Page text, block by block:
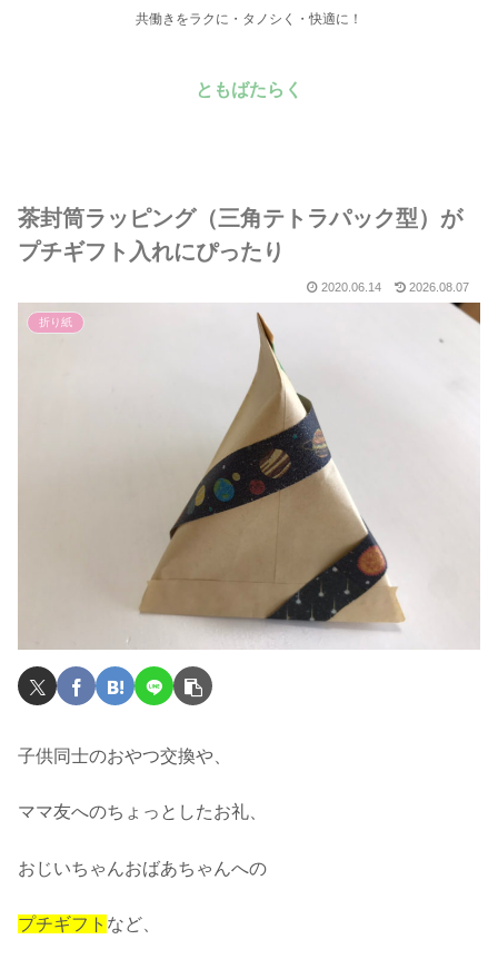
共働きをラクに・タノシく・快適に！
ともばたらく
茶封筒ラッピング（三角テトラパック型）が
プチギフト入れにぴったり
2020.06.14 2026.08.07
折り紙
子供同士のおやつ交換や、
ママ友へのちょっとしたお礼、
おじいちゃんおばあちゃんへの
プチギフト など、